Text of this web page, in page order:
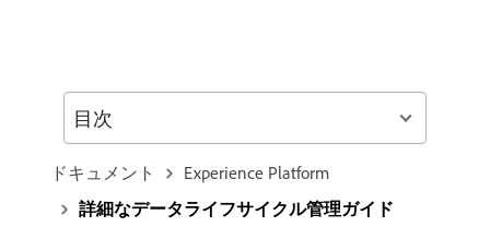
ドキュメント
Experience Platform
詳細なデータライフサイクル管理ガイド
目次